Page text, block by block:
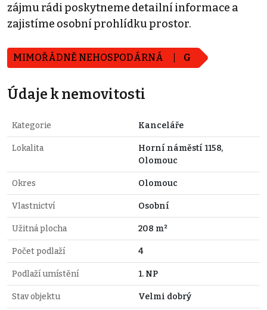
zájmu rádi poskytneme detailní informace a
zajistíme osobní prohlídku prostor.
MIMOŘÁDNĚ NEHOSPODÁRNÁ G
Údaje k nemovitosti
Kategorie Kanceláře
Lokalita
Horní náměstí 1158,
Olomouc
Okres Olomouc
Vlastnictví Osobní
Užitná plocha 208 m²
Počet podlaží 4
Podlaží umístění 1. NP
Stav objektu Velmi dobrý